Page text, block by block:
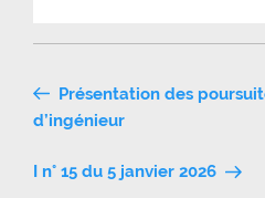
Navigation
de
l’article
Présentation des
d’ingénieur
I n° 15 du 5 janvier 2026